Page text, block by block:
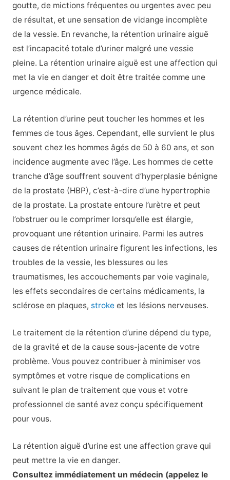
goutte, de mictions fréquentes ou urgentes avec peu
de résultat, et une sensation de vidange incomplète
de la vessie. En revanche, la rétention urinaire aiguë
est l’incapacité totale d’uriner malgré une vessie
pleine. La rétention urinaire aiguë est une affection qui
met la vie en danger et doit être traitée comme une
urgence médicale.
La rétention d’urine peut toucher les hommes et les
femmes de tous âges. Cependant, elle survient le plus
souvent chez les hommes âgés de 50 à 60 ans, et son
incidence augmente avec l’âge. Les hommes de cette
tranche d’âge souffrent souvent d’hyperplasie bénigne
de la prostate (HBP), c’est-à-dire d’une hypertrophie
de la prostate. La prostate entoure l’urètre et peut
l’obstruer ou le comprimer lorsqu’elle est élargie,
provoquant une rétention urinaire. Parmi les autres
causes de rétention urinaire figurent les infections, les
troubles de la vessie, les blessures ou les
traumatismes, les accouchements par voie vaginale,
les effets secondaires de certains médicaments, la
sclérose en plaques, strokeet les lésions nerveuses.
Le traitement de la rétention d’urine dépend du type,
de la gravité et de la cause sous-jacente de votre
problème. Vous pouvez contribuer à minimiser vos
symptômes et votre risque de complications en
suivant le plan de traitement que vous et votre
professionnel de santé avez conçu spécifiquement
pour vous.
La rétention aiguë d’urine est une affection grave qui
peut mettre la vie en danger.
Consultez immédiatement un médecin (appelez le